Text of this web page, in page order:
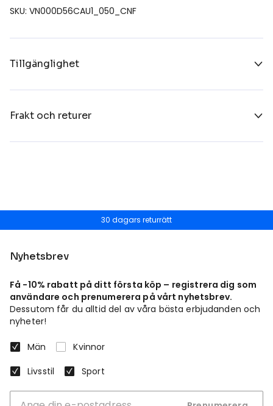
SKU: VN000D56CAU1_050_CNF
Tillgänglighet
Frakt och returer
30 dagars returrätt
Nyhetsbrev
Få -10% rabatt på ditt första köp – registrera dig som
användare och prenumerera på vårt nyhetsbrev.
Dessutom får du alltid del av våra bästa erbjudanden och
nyheter!
Män
Kvinnor
Livsstil
Sport